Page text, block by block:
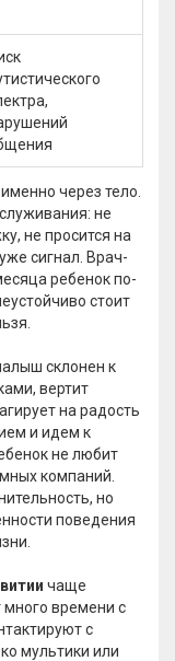
через тело.
не
не просится на
сигнал. Врач-
ребенок по-
стоит
склонен к
вертит
на радость
и идем к
не любит
компаний.
но
поведения
чаще
много времени с
с
мультики или